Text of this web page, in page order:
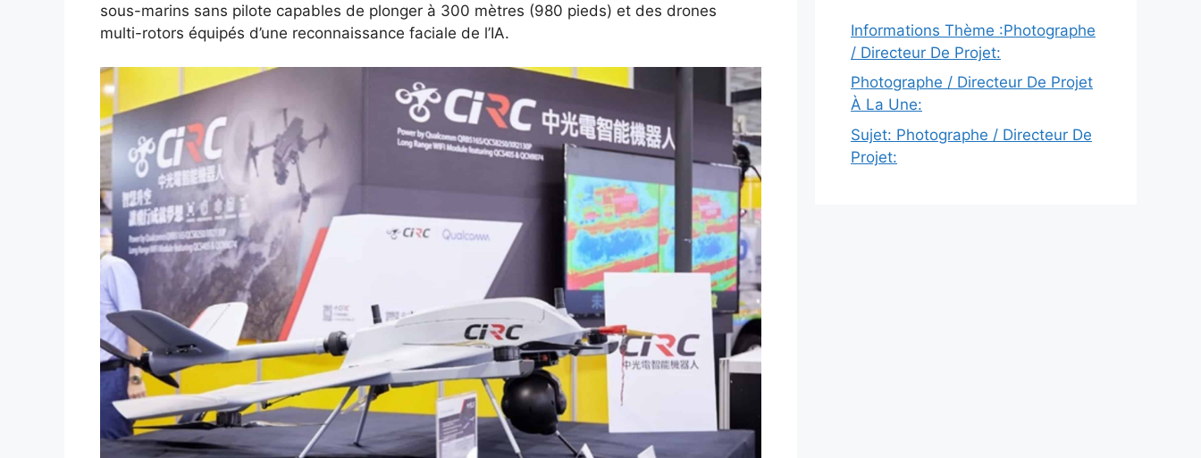
sous-marins sans pilote capables de plonger à 300 mètres (980 pieds) et des drones
multi-rotors équipés d’une reconnaissance faciale de l’IA.
Informations Thème :Photographe
/ Directeur De Projet:
Photographe / Directeur De Projet
À La Une:
Sujet: Photographe / Directeur De
Projet: